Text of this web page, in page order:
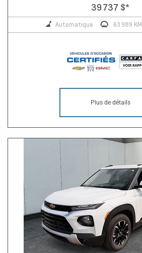
39 737 $*
Automatique 63 989 KM
Plus de détails